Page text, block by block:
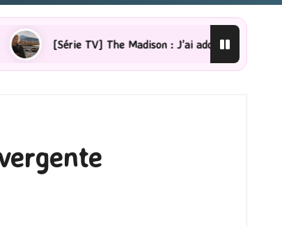
TV] The Madison : J’ai adoré ! [Lecture] La